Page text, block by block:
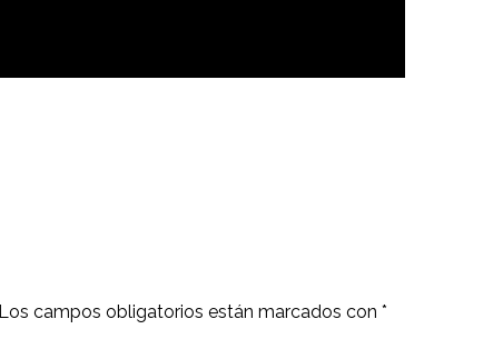
Los campos obligatorios están marcados con *